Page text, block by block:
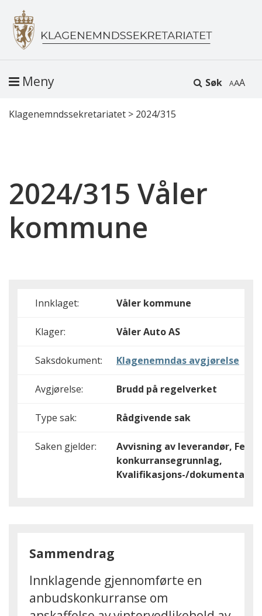
Søk A
Meny
Klagenemndssekretariatet > 2024/315
2024/315 Våler
kommune
Innklaget: Våler kommune
Klager: Våler Auto AS
Saksdokument: Klagenemndas avgjørelse
Avgjørelse: Brudd på regelverket
Type sak: Rådgivende sak
Saken gjelder:
Avvisning av leverandør, Feil
konkurransegrunnlag,
Kvalifikasjons-/
Sammendrag
Innklagende gjennomførte en
anbudskonkurranse om